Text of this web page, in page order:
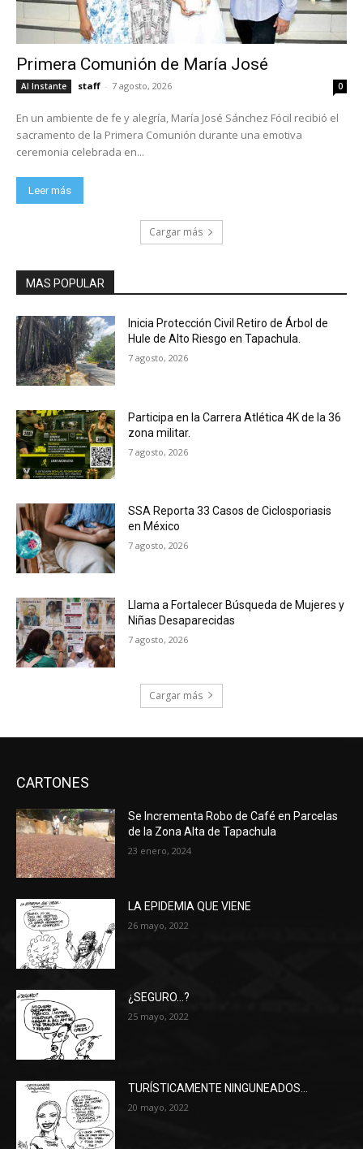
Primera Comunión de María José
Al Instante staff - 7 agosto, 2026 0
En un ambiente de fe y alegría, María José Sánchez Fócil recibió el
sacramento de la Primera Comunión durante una emotiva
ceremonia celebrada en...
Leer más
Cargar más
MAS POPULAR
Inicia Protección Civil Retiro de Árbol de
Hule de Alto Riesgo en Tapachula.
7 agosto, 2026
Participa en la Carrera Atlética 4K de la 36
zona militar.
7 agosto, 2026
SSA Reporta 33 Casos de Ciclosporiasis
en México
7 agosto, 2026
Llama a Fortalecer Búsqueda de Mujeres y
Niñas Desaparecidas
7 agosto, 2026
Cargar más
CARTONES
Se Incrementa Robo de Café en Parcelas
de la Zona Alta de Tapachula
23 enero, 2024
LA EPIDEMIA QUE VIENE
26 mayo, 2022
¿SEGURO…?
25 mayo, 2022
TURÍSTICAMENTE NINGUNEADOS…
20 mayo, 2022